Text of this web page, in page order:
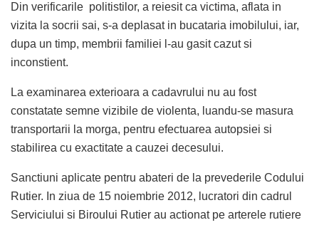
Din verificarile politistilor, a reiesit ca victima, aflata in
vizita la socrii sai, s-a deplasat in bucataria imobilului, iar,
dupa un timp, membrii familiei l-au gasit cazut si
inconstient.
La examinarea exterioara a cadavrului nu au fost
constatate semne vizibile de violenta, luandu-se masura
transportarii la morga, pentru efectuarea autopsiei si
stabilirea cu exactitate a cauzei decesului.
Sanctiuni aplicate pentru abateri de la prevederile Codului
Rutier. In ziua de 15 noiembrie 2012, lucratori din cadrul
Serviciului si Biroului Rutier au actionat pe arterele rutiere